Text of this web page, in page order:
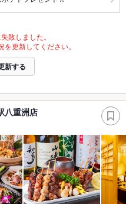
敗しました。
更新してください。
新する
八重洲店